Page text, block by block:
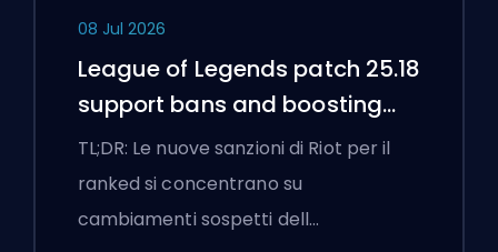
08 Jul 2026
League of Legends patch 25.18
support bans and boosting
flags
TL;DR: Le nuove sanzioni di Riot per il
ranked si concentrano su
cambiamenti sospetti dell…